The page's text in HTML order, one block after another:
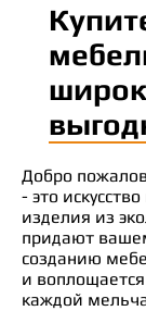
Добро
- это
изделия из
придают
созданию
и
каждой